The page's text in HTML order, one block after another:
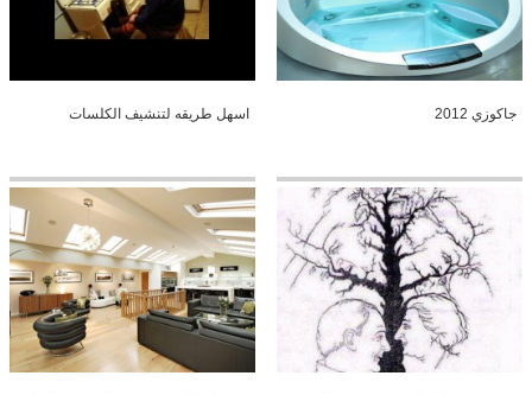
جاكوزي 2012 اسهل طريقه لتنشيف الكلسات